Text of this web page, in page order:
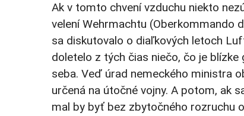
Ak v tomto chvení vzduchu niekto
velení Wehrmachtu (Oberkommando
sa diskutovalo o diaľkových letoch
doletelo z tých čias niečo, čo je
seba. Veď úrad nemeckého ministra
určená na útočné vojny. A potom, ak
mal by byť bez zbytočného rozruchu